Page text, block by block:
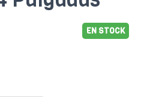
EN STOCK